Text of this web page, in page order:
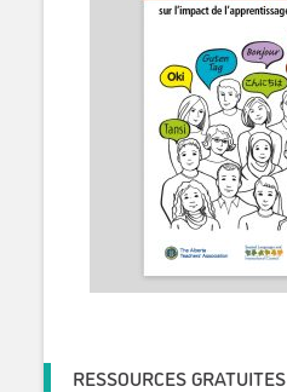
RESSOURCES GRATUITES